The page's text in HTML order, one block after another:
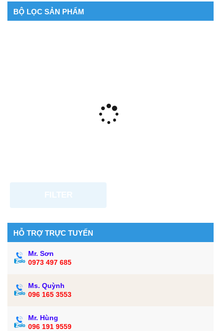
BỘ LỌC SẢN PHẨM
HỖ TRỢ TRỰC TUYẾN
Mr. Sơn
0973 497 685
Ms. Quỳnh
096 165 3553
Mr. Hùng
096 191 9559